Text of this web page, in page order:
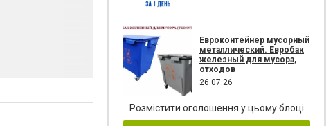
Евроконтейнер мусорный
металлический. Евробак
железный для мусора,
отходов
26.07.26
Розмістити оголошення у цьому блоці